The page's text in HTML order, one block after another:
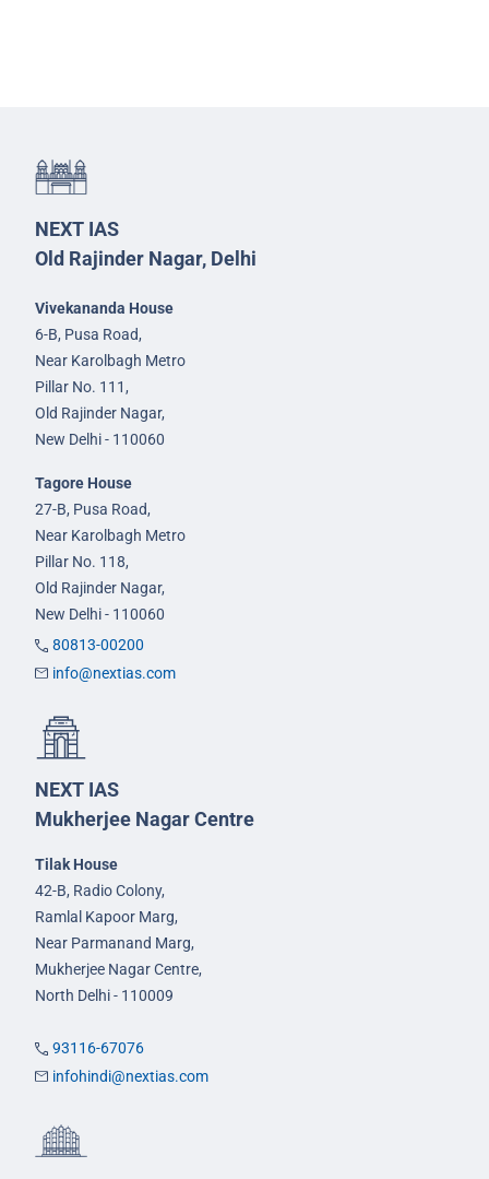
NEXT IAS
Old Rajinder Nagar, Delhi
Vivekananda House
6-B, Pusa Road,
Near Karolbagh Metro
Pillar No. 111,
Old Rajinder Nagar,
New Delhi - 110060
Tagore House
27-B, Pusa Road,
Near Karolbagh Metro
Pillar No. 118,
Old Rajinder Nagar,
New Delhi - 110060
80813-00200
info@nextias.com
NEXT IAS
Mukherjee Nagar Centre
Tilak House
42-B, Radio Colony,
Ramlal Kapoor Marg,
Near Parmanand Marg,
Mukherjee Nagar Centre,
North Delhi - 110009
93116-67076
infohindi@nextias.com